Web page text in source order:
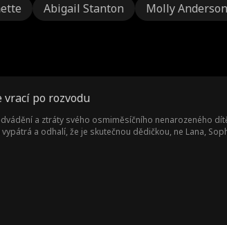
Abigail Stanton Molly Anderson
vrací po rozvodu
a ztráty svého osmiměsíčního nenarozeného
a odhalí, že je skutečnou dědičkou, ne Lana,